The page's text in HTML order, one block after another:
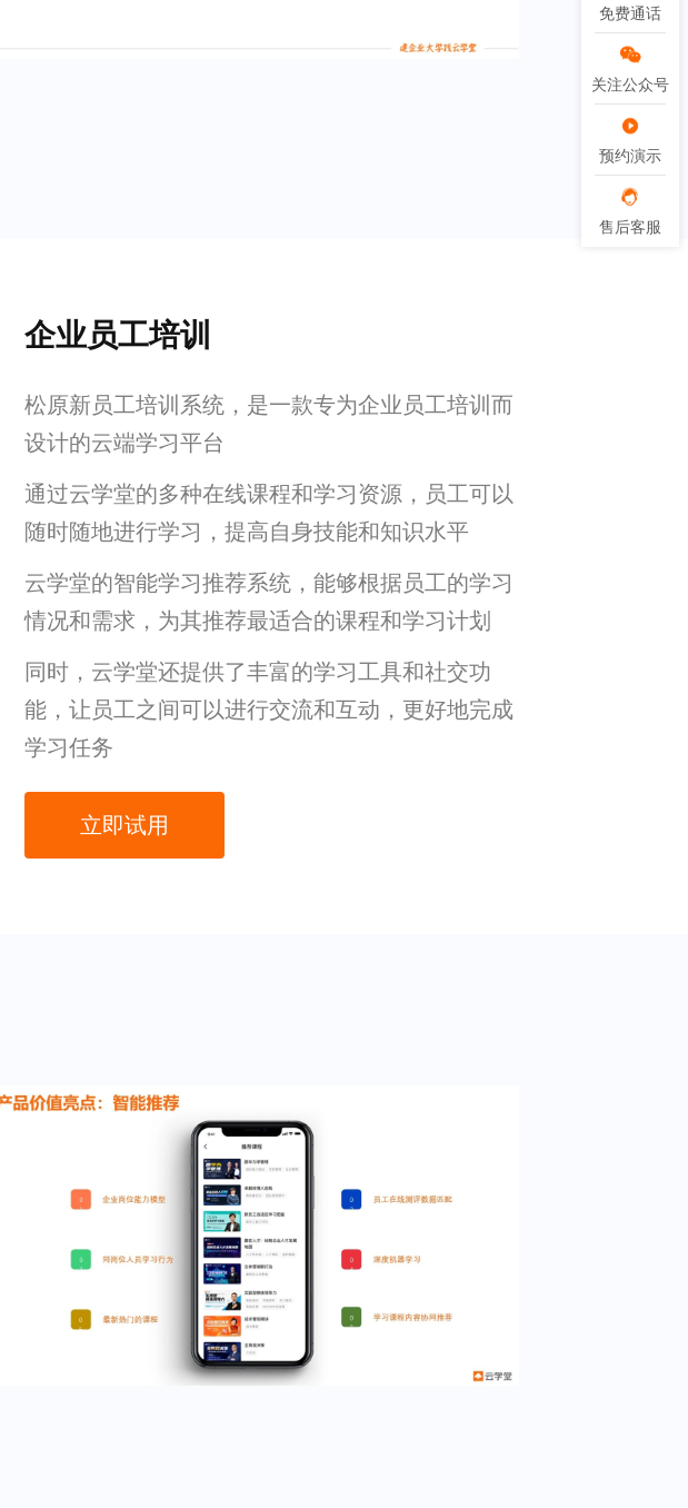
免费通话
关注公众号
预约演示
售后客服
企业员工培训
松原新员工培训系统，是一款专为企业员工培训而
设计的云端学习平台
通过云学堂的多种在线课程和学习资源，员工可以
随时随地进行学习，提高自身技能和知识水平
云学堂的智能学习推荐系统，能够根据员工的学习
情况和需求，为其推荐最适合的课程和学习计划
同时，云学堂还提供了丰富的学习工具和社交功
能，让员工之间可以进行交流和互动，更好地完成
学习任务
立即试用
免费通话
关注公众号
预约演示
售后客服